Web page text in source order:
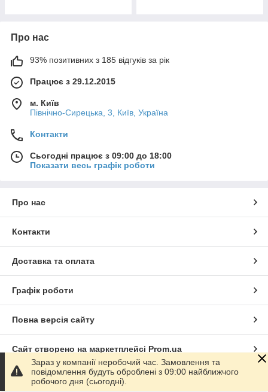
Про нас
93% позитивних з 185 відгуків за рік
Працює з 29.12.2015
м. Київ
Північно-Сирецька, 3, Київ, Україна
Контакти
Сьогодні працює з 09:00 до 18:00
Показати весь графік роботи
Про нас
Контакти
Доставка та оплата
Графік роботи
Повна версія сайту
Сайт створено на маркетплейсі Prom.ua
Політика конфіденційності
Зараз у компанії неробочий час. Замовлення та
повідомлення будуть оброблені з 09:00 найближчого
робочого дня (сьогодні).